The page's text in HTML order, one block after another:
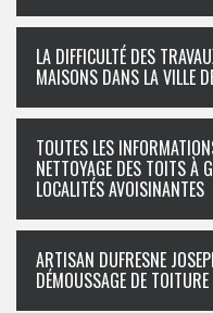
LA DIFFICULTÉ DES
MAISONS DANS LA VILLE
TOUTES LES
NETTOYAGE DES TOITS À
LOCALITÉS AVOISINANTES
ARTISAN DUFRESNE
DÉMOUSSAGE DE